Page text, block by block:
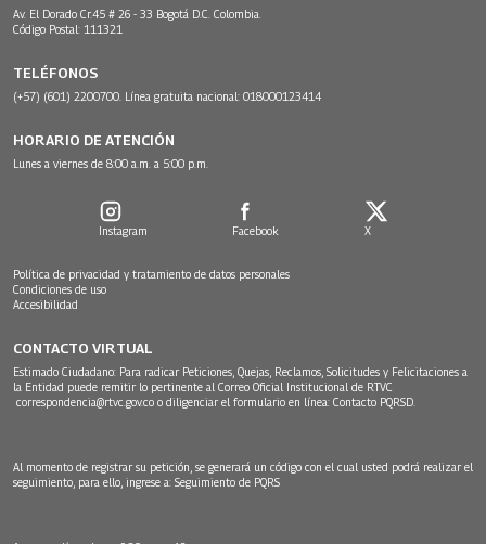
Av. El Dorado Cr.45 # 26 - 33 Bogotá D.C. Colombia.
Código Postal: 111321
TELÉFONOS
(+57) (601) 2200700. Línea gratuita nacional: 018000123414
HORARIO DE ATENCIÓN
Lunes a viernes de 8:00 a.m. a 5:00 p.m.
Instagram Facebook X
Política de privacidad y tratamiento de datos personales
Condiciones de uso
Accesibilidad
CONTACTO VIRTUAL
Estimado Ciudadano: Para radicar Peticiones, Quejas, Reclamos, Solicitudes y Felicitaciones a
la Entidad puede remitir lo pertinente al Correo Oficial Institucional de RTVC
correspondencia@rtvc.gov.co o diligenciar el formulario en línea: Contacto PQRSD.
Al momento de registrar su petición, se generará un código con el cual usted podrá realizar el
seguimiento, para ello, ingrese a: Seguimiento de PQRS